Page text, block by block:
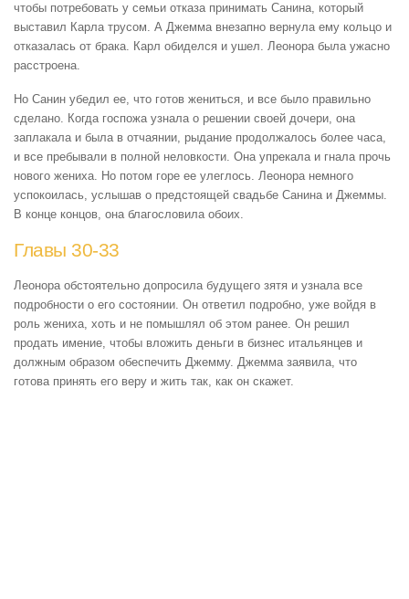
чтобы потребовать у семьи отказа принимать Санина, который
выставил Карла трусом. А Джемма внезапно вернула ему кольцо и
отказалась от брака. Карл обиделся и ушел. Леонора была ужасно
расстроена.
Но Санин убедил ее, что готов жениться, и все было правильно
сделано. Когда госпожа узнала о решении своей дочери, она
заплакала и была в отчаянии, рыдание продолжалось более часа,
и все пребывали в полной неловкости. Она упрекала и гнала прочь
нового жениха. Но потом горе ее улеглось. Леонора немного
успокоилась, услышав о предстоящей свадьбе Санина и Джеммы.
В конце концов, она благословила обоих.
Главы 30-33
Леонора обстоятельно допросила будущего зятя и узнала все
подробности о его состоянии. Он ответил подробно, уже войдя в
роль жениха, хоть и не помышлял об этом ранее. Он решил
продать имение, чтобы вложить деньги в бизнес итальянцев и
должным образом обеспечить Джемму. Джемма заявила, что
готова принять его веру и жить так, как он скажет.